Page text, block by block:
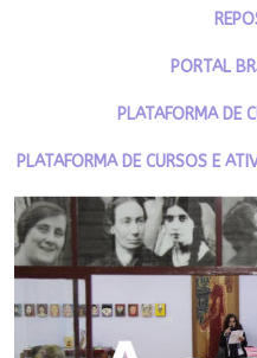
PORTAL
PLATAFORMA DE
PLATAFORMA DE CURSOS E